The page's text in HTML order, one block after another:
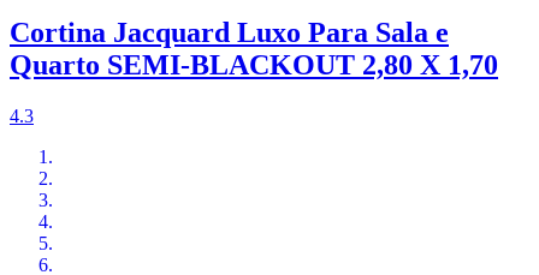
Cortina Jacquard Luxo Para Sala e
Quarto SEMI-BLACKOUT 2,80 X 1,70
4.3